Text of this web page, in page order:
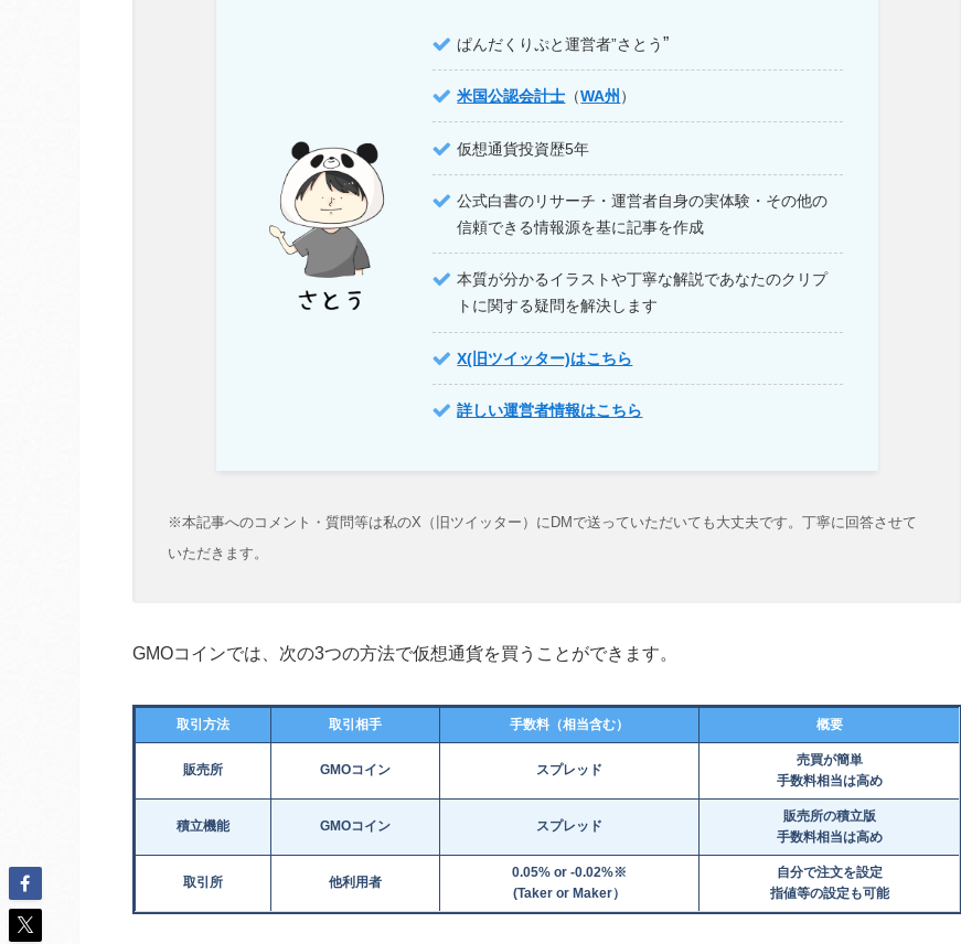
ぱんだくりぷと運営者”さとう”
米国公認会計士 （WA州 ）
仮想通貨投資歴5年
公式白書のリサーチ・運営者自身の実体験・その他の
信頼できる情報源を基に記事を作成
本質が分かるイラストや丁寧な解説であなたのクリプ
トに関する疑問を解決します
X(旧ツイッター)はこちら
詳しい運営者情報はこちら
※本記事へのコメント・質問等は私のX（旧ツイッター）にDMで送っていただいても大丈夫です。丁寧に回答させて
いただきます。
GMOコインでは、次の3つの方法で仮想通貨を買うことができます。
取引方法 取引相手 手数料（相当含む） 概要
販売所 GMOコイン スプレッド
売買が簡単
手数料相当は高め
積立機能 GMOコイン スプレッド
販売所の積立版
手数料相当は高め
取引所 他利用者
0.05% or -0.02%※
(Taker or Maker）
自分で注文を設定
指値等の設定も可能